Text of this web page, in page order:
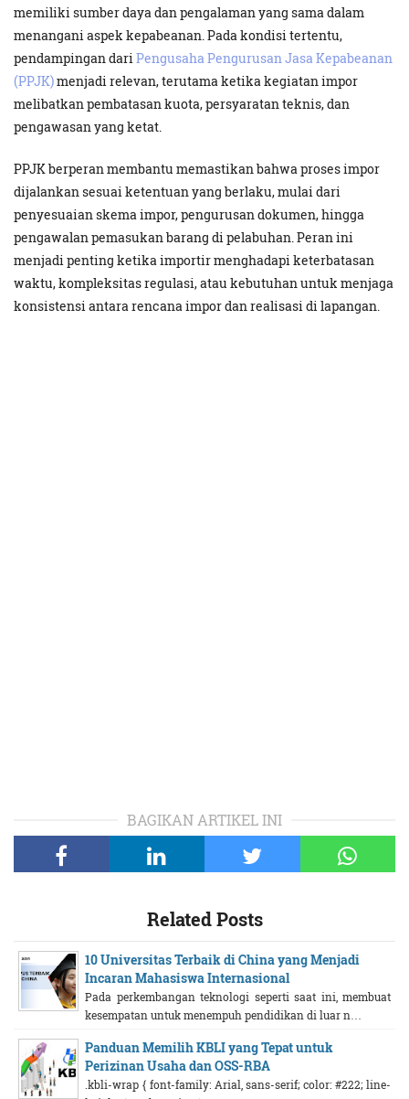
memiliki sumber daya dan pengalaman yang sama dalam
menangani aspek kepabeanan. Pada kondisi tertentu,
pendampingan dariPengusaha Pengurusan Jasa Kepabeanan
(PPJK)menjadi relevan, terutama ketika kegiatan impor
melibatkan pembatasan kuota, persyaratan teknis, dan
pengawasan yang ketat.
PPJK berperan membantu memastikan bahwa proses impor
dijalankan sesuai ketentuan yang berlaku, mulai dari
penyesuaian skema impor, pengurusan dokumen, hingga
pengawalan pemasukan barang di pelabuhan. Peran ini
menjadi penting ketika importir menghadapi keterbatasan
waktu, kompleksitas regulasi, atau kebutuhan untuk menjaga
konsistensi antara rencana impor dan realisasi di lapangan.
BAGIKAN ARTIKEL INI
Related Posts
10 Universitas Terbaik di China yang Menjadi
Incaran Mahasiswa Internasional
Pada perkembangan teknologi seperti saat ini, membuat
kesempatan untuk menempuh pendidikan di luar n…
Panduan Memilih KBLI yang Tepat untuk
Perizinan Usaha dan OSS-RBA
.kbli-wrap { font-family: Arial, sans-serif; color: #222; line-